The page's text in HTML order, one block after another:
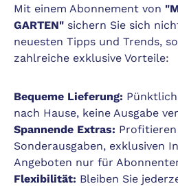
Mit einem Abonnement von
GARTEN" sichern Sie sich
neuesten Tipps und Trends,
zahlreiche exklusive Vorteile:
Bequeme Lieferung:
nach Hause, keine Ausgabe
Spannende Extras: Profitieren
Sonderausgaben, exklusiven
Angeboten nur für
Flexibilität: Bleiben Sie